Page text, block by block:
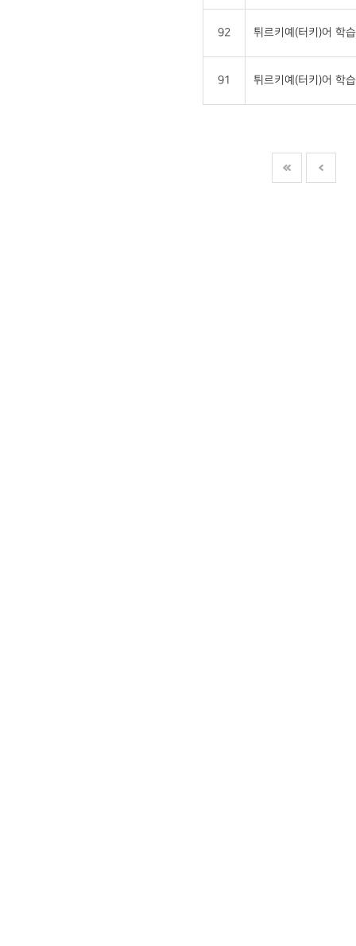
92 튀르키예(터키)어 학
91 튀르키예(터키)어 학